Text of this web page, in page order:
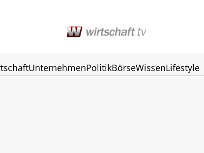
UnternehmenPolitikBörseWissenLifestyle